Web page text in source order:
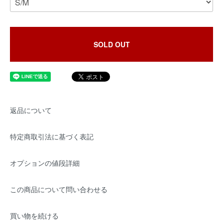
SOLD OUT
返品について
特定商取引法に基づく表記
オプションの値段詳細
この商品について問い合わせる
買い物を続ける